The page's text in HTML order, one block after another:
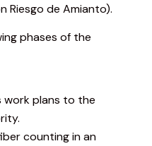
Riesgo de Amianto).
phases of the
work plans to the
counting in an